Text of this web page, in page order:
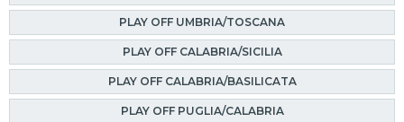
PLAY OFF UMBRIA/TOSCANA
PLAY OFF CALABRIA/SICILIA
PLAY OFF CALABRIA/BASILICATA
PLAY OFF PUGLIA/CALABRIA